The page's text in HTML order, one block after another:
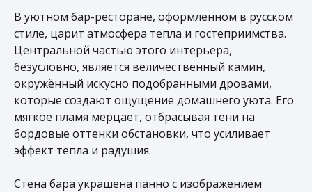
В уютном бар-ресторане, оформленном в русском
стиле, царит атмосфера тепла и гостеприимства.
Центральной частью этого интерьера,
безусловно, является величественный камин,
окружённый искусно подобранными дровами,
которые создают ощущение домашнего уюта. Его
мягкое пламя мерцает, отбрасывая тени на
бордовые оттенки обстановки, что усиливает
эффект тепла и радушия.
Стена бара украшена панно с изображением